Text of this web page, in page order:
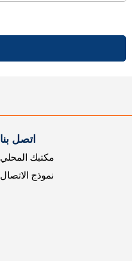
اتصل بنا
مكتبك المحلي
نموذج الاتصال